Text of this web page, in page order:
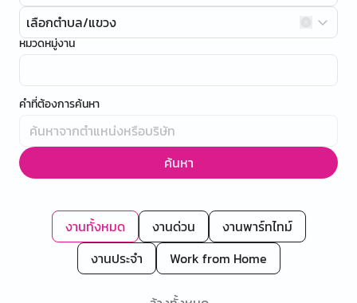
เลือกตำบล/แขวง
หมวดหมู่งาน
คำที่ต้องการค้นหา
ค้นหา
งานทั้งหมด งานด่วน
งานพาร์ทไทม์
งานประจำ
Work from Home